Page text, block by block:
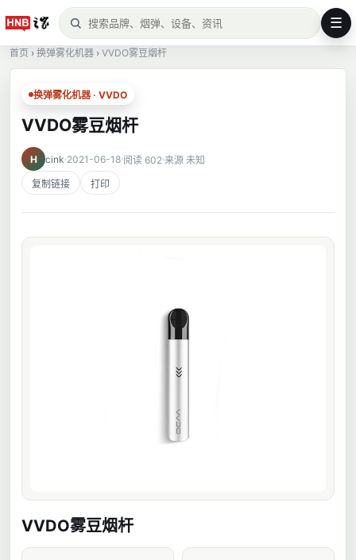
☰
首页 › 换弹雾化机器 › VVDO雾豆烟杆
换弹雾化机器 · VVDO
VVDO雾豆烟杆
H cink 2021-06-18 阅读 602 来源 未知
复制链接 打印
VVDO雾豆烟杆